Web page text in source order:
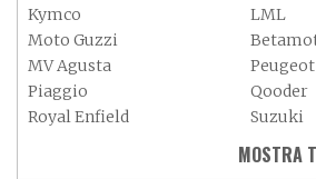
Kymco
LML
Moto Guzzi
MV Agusta
Peugeot
Piaggio
Qooder
Royal Enfield
Suzuki
Yamaha
MOSTRA